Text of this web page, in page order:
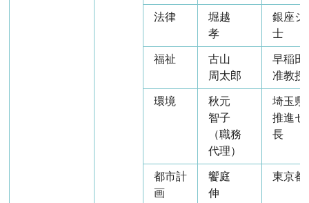
法律
堀越
孝
銀座シ
士
福祉
古山
周太郎
早稲田
准教授
環境
秋元
智子
（職務
代理）
埼玉県
推進セ
長
都市計
画
饗庭
伸
東京都